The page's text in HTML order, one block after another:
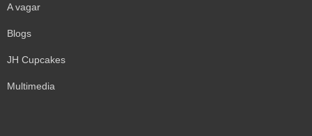
A vagar
Blogs
JH Cupcakes
Multimedia